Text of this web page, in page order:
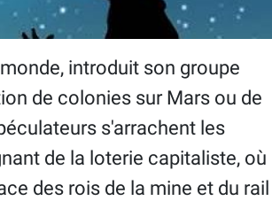
introduit son groupe
de colonies sur Mars ou de
s'arrachent les
de la loterie capitaliste, où
des rois de la mine et du rail